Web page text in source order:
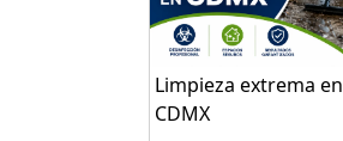
Limpieza extrema en
CDMX